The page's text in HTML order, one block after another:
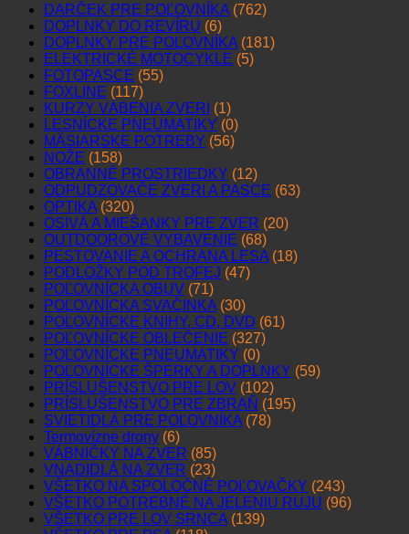
DARČEK PRE POĽOVNÍKA (762)
DOPLNKY DO REVÍRU (6)
DOPLNKY PRE POĽOVNÍKA (181)
ELEKTRICKÉ MOTOCYKLE (5)
FOTOPASCE (55)
FOXLINE (117)
KURZY VÁBENIA ZVERI (1)
LESNÍCKE PNEUMATIKY (0)
MÄSIARSKE POTREBY (56)
NOŽE (158)
OBRANNÉ PROSTRIEDKY (12)
ODPUDZOVAČE ZVERI A PASCE (63)
OPTIKA (320)
OSIVÁ A MIEŠANKY PRE ZVER (20)
OUTDOOROVÉ VYBAVENIE (68)
PESTOVANIE A OCHRANA LESA (18)
PODLOŽKY POD TROFEJ (47)
POĽOVNÍCKA OBUV (71)
POĽOVNÍCKA SVAČINKA (30)
POĽOVNÍCKE KNIHY, CD, DVD (61)
POĽOVNÍCKE OBLEČENIE (327)
POĽOVNÍCKE PNEUMATIKY (0)
POĽOVNÍCKE ŠPERKY A DOPLNKY (59)
PRÍSLUŠENSTVO PRE LOV (102)
PRÍSLUŠENSTVO PRE ZBRAŇ (195)
SVIETIDLÁ PRE POĽOVNÍKA (78)
Termovízne drony (6)
VÁBNIČKY NA ZVER (85)
VNADIDLÁ NA ZVER (23)
VŠETKO NA SPOLOČNÉ POĽOVAČKY (243)
VŠETKO POTREBNÉ NA JELENIU RUJU (96)
VŠETKO PRE LOV SRNCA (139)